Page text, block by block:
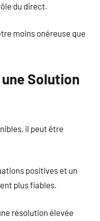
du direct.
moins onéreuse que
Solution
il peut être
positives et un
plus fiables.
résolution élevée